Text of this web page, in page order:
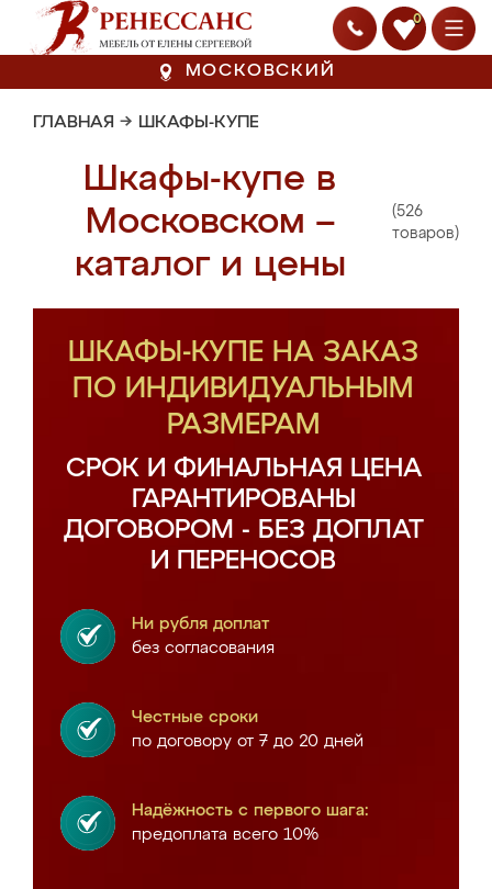
0
МОСКОВСКИЙ
ГЛАВНАЯ → ШКАФЫ-КУПЕ
Шкафы-купе в
Московском –
каталог и цены
(526
товаров)
ШКАФЫ-КУПЕ НА ЗАКАЗ
ПО ИНДИВИДУАЛЬНЫМ
РАЗМЕРАМ
СРОК И ФИНАЛЬНАЯ ЦЕНА
ГАРАНТИРОВАНЫ
ДОГОВОРОМ - БЕЗ ДОПЛАТ
И ПЕРЕНОСОВ
Ни рубля доплат
без согласования
Честные сроки
по договору от 7 до 20 дней
Надёжность с первого шага:
предоплата всего 10%